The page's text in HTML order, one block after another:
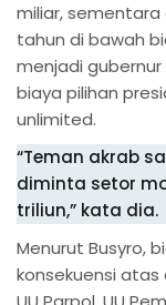
miliar,
tahun di bawah
menjadi gubernur
biaya pilihan
unlimited.
“Teman akrab
diminta setor
triliun,” kata dia.
Menurut Busyro,
konsekuensi